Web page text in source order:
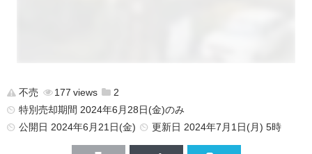
不売 177
2
特別売却期間 2024年6月28日(金)のみ
公開日 2024年6月21日(金) 更新日 2024年7月1日(月) 5時